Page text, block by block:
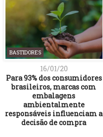
BASTIDORES
16/01/20
Para 93% dos consumidores
brasileiros, marcas com
embalagens
ambientalmente
responsáveis influenciam a
decisão de compra